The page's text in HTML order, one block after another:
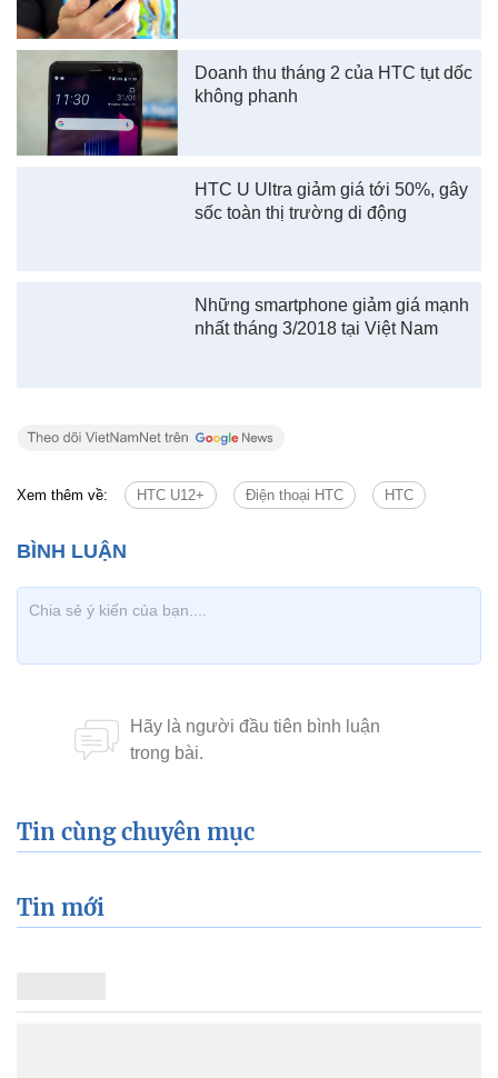
Doanh thu tháng 2 của HTC tụt dốc
không phanh
HTC U Ultra giảm giá tới 50%, gây
sốc toàn thị trường di động
Những smartphone giảm giá mạnh
nhất tháng 3/2018 tại Việt Nam
Xem thêm về: HTC U12+ Điện thoại HTC HTC
Tin cùng chuyên mục
Tin mới